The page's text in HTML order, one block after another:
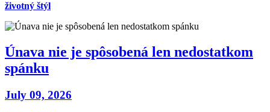
životný štýl
Únava nie je spôsobená len nedostatkom
spánku
July 09, 2026